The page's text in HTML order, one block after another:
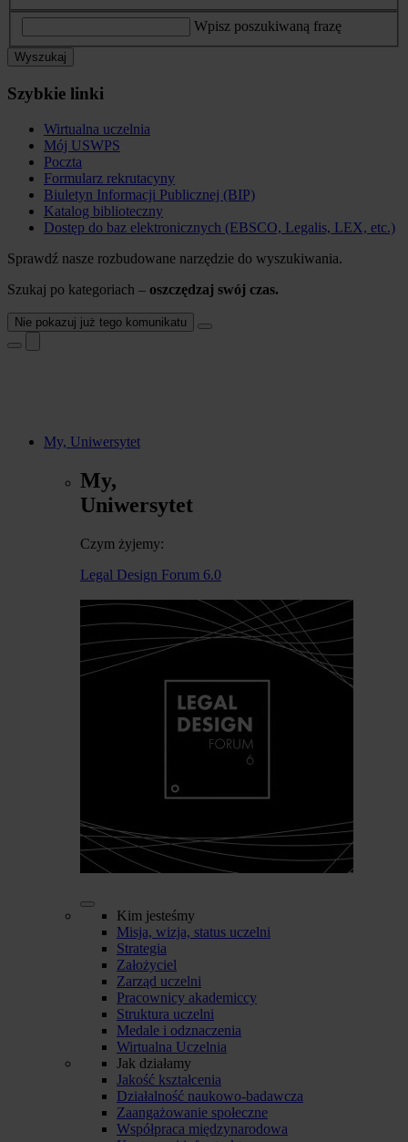
Wpisz poszukiwaną frazę
Wyszukaj
Szybkie linki
Wirtualna uczelnia
Mój USWPS
Poczta
Formularz rekrutacyny
Biuletyn Informacji Publicznej (BIP)
Katalog biblioteczny
Dostęp do baz elektronicznych (EBSCO, Legalis, LEX, etc.)
Sprawdź nasze rozbudowane narzędzie do wyszukiwania.
Szukaj po kategoriach – oszczędzaj swój czas.
Nie pokazuj już tego komunikatu
My, Uniwersytet
My,
Uniwersytet
Czym żyjemy:
Legal Design Forum 6.0
Kim jesteśmy
Misja, wizja, status uczelni
Strategia
Założyciel
Zarząd uczelni
Pracownicy akademiccy
Struktura uczelni
Medale i odznaczenia
Wirtualna Uczelnia
Jak działamy
Jakość kształcenia
Działalność naukowo-badawcza
Zaangażowanie społeczne
Współpraca międzynarodowa